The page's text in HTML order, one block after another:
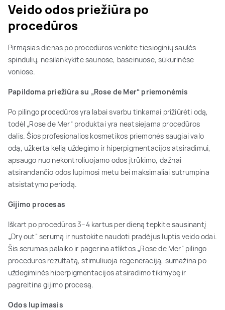
Veido odos priežiūra po
procedūros
Pirmąsias dienas po procedūros venkite tiesioginių saulės
spindulių, nesilankykite saunose, baseinuose, sūkurinėse
voniose.
Papildoma priežiūra su „Rose de Mer“ priemonėmis
Po pilingo procedūros yra labai svarbu tinkamai prižiūrėti odą,
todėl „Rose de Mer“ produktai yra neatsiejama procedūros
dalis. Šios profesionalios kosmetikos priemonės saugiai valo
odą, užkerta kelią uždegimo ir hiperpigmentacijos atsiradimui,
apsaugo nuo nekontroliuojamo odos įtrūkimo, dažnai
atsirandančio odos lupimosi metu bei maksimaliai sutrumpina
atsistatymo periodą.
Gijimo procesas
Iškart po procedūros 3–4 kartus per dieną tepkite sausinantį
„Dry out“ serumą ir nustokite naudoti pradėjus luptis veido odai.
Šis serumas palaiko ir pagerina atliktos „Rose de Mer“ pilingo
procedūros rezultatą, stimuliuoja regeneraciją, sumažina po
uždegiminės hiperpigmentacijos atsiradimo tikimybę ir
pagreitina gijimo procesą.
Odos lupimasis